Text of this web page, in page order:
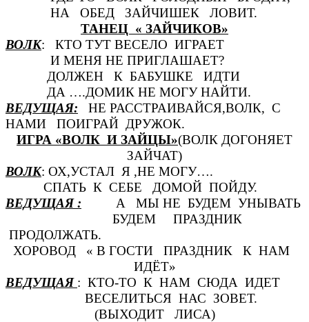
НА ОБЕД ЗАЙЧИШЕК ЛОВИТ.
ТАНЕЦ « ЗАЙЧИКОВ»
ВОЛК: КТО ТУТ ВЕСЕЛО ИГРАЕТ
И МЕНЯ НЕ ПРИГЛАШАЕТ?
ДОЛЖЕН К БАБУШКЕ ИДТИ
ДА ….ДОМИК НЕ МОГУ НАЙТИ.
ВЕДУЩАЯ: НЕ РАССТРАИВАЙСЯ,ВОЛК, С
НАМИ ПОИГРАЙ ДРУЖОК.
ИГРА «ВОЛК И ЗАЙЦЫ»(ВОЛК ДОГОНЯЕТ
ЗАЙЧАТ)
ВОЛК: ОХ,УСТАЛ Я ,НЕ МОГУ….
СПАТЬ К СЕБЕ ДОМОЙ ПОЙДУ.
ВЕДУЩАЯ : А МЫ НЕ БУДЕМ УНЫВАТЬ
БУДЕМ ПРАЗДНИК
ПРОДОЛЖАТЬ.
ХОРОВОД « В ГОСТИ ПРАЗДНИК К НАМ
ИДЁТ»
ВЕДУЩАЯ : КТО-ТО К НАМ СЮДА ИДЕТ
ВЕСЕЛИТЬСЯ НАС ЗОВЕТ.
(ВЫХОДИТ ЛИСА)